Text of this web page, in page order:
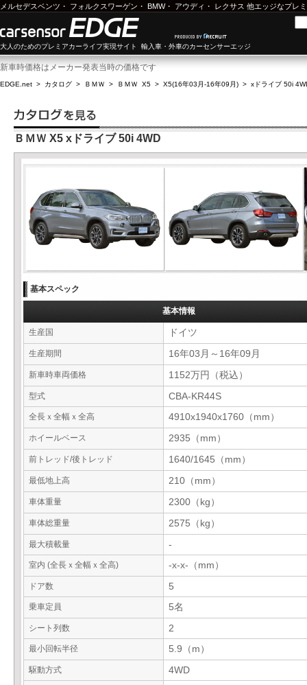
メルセデスベンツ ・ フォルクスワーゲン ・ BMW・ アウディ ・ レクサス 他エッジなプレ
大人のためのプレミアカーライフ実現サイト 輸入車・外車のカーセンサーエッジ
新車時価格はメーカー発表当時の価格です
EDGE.net > カタログ > ＢＭＷ > ＢＭＷ X5 > X5(16年03月-16年09月) > xドライブ 50i
ＢＭＷ X5 xドライブ 50i 4WD
基本スペック
基本情報
生産国 ドイツ
生産期間 16年03月～16年09月
新車時車両価格 1152万円（税込）
型式 CBA-KR44S
全長ｘ全幅ｘ全高 4910x1940x1760（mm）
ホイールベース 2935（mm）
前トレッド/後トレッド 1640/1645（mm）
最低地上高 210（mm）
車体重量 2300（kg）
車体総重量 2575（kg）
最大積載量 -
室内 (全長ｘ全幅ｘ全高) -x-x-（mm）
ドア数 5
乗車定員 5名
シート列数 2
最小回転半径 5.9（m）
駆動方式 4WD